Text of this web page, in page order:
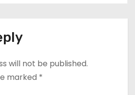
will not be published.
marked *